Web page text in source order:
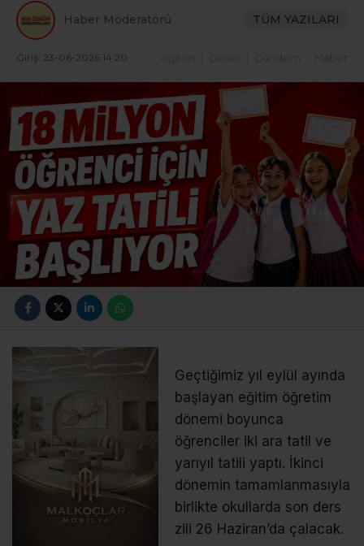
Haber Moderatörü TÜM YAZILARI
Giriş: 23-06-2026 14:20 eğitim Gündem Haber
Geçtiğimiz yıl eylül ayında
başlayan eğitim öğretim
dönemi boyunca
öğrenciler iki ara tatil ve
yarıyıl tatili yaptı. İkinci
dönemin tamamlanmasıyla
birlikte okullarda son ders
zili 26 Haziran’da çalacak.